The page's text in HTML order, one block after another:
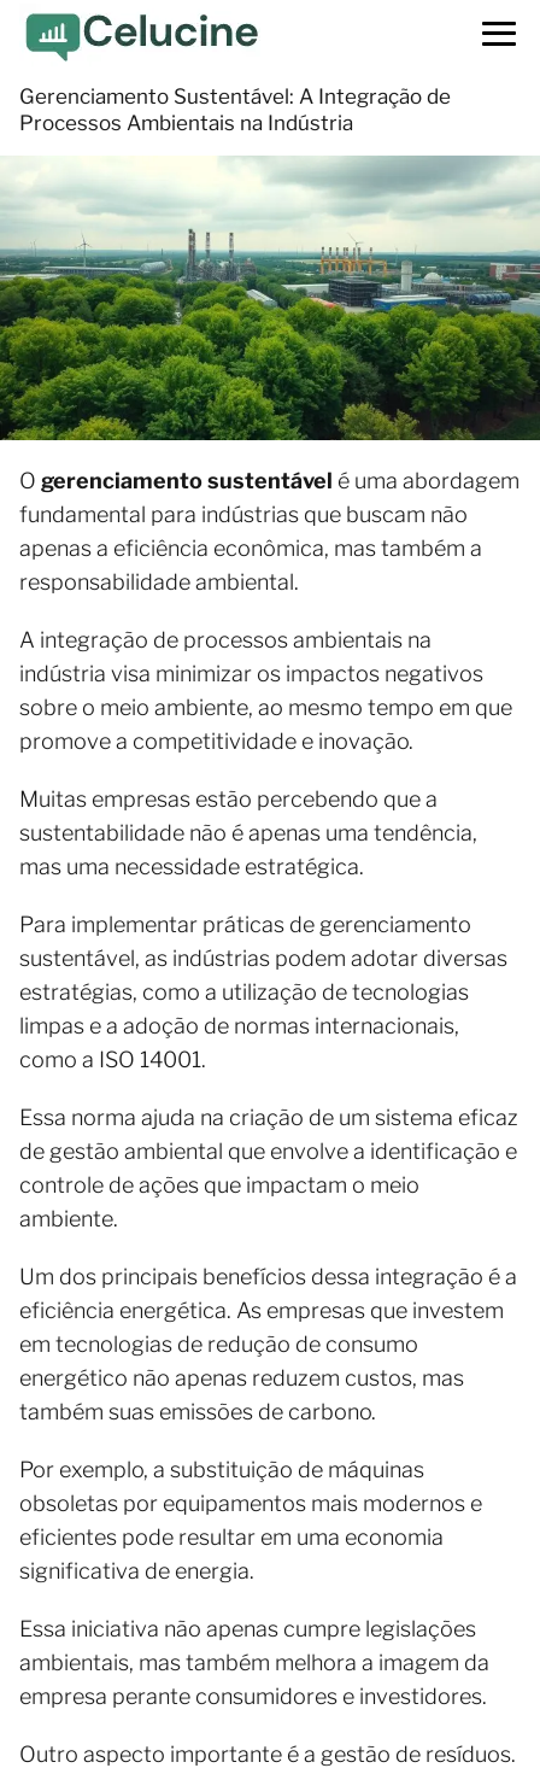
Gerenciamento Sustentável: A Integração de
Processos Ambientais na Indústria
O gerenciamento sustentável é uma abordagem
fundamental para indústrias que buscam não
apenas a eficiência econômica, mas também a
responsabilidade ambiental.
A integração de processos ambientais na
indústria visa minimizar os impactos negativos
sobre o meio ambiente, ao mesmo tempo em que
promove a competitividade e inovação.
Muitas empresas estão percebendo que a
sustentabilidade não é apenas uma tendência,
mas uma necessidade estratégica.
Para implementar práticas de gerenciamento
sustentável, as indústrias podem adotar diversas
estratégias, como a utilização de tecnologias
limpas e a adoção de normas internacionais,
como a ISO 14001.
Essa norma ajuda na criação de um sistema eficaz
de gestão ambiental que envolve a identificação e
controle de ações que impactam o meio
ambiente.
Um dos principais benefícios dessa integração é a
eficiência energética. As empresas que investem
em tecnologias de redução de consumo
energético não apenas reduzem custos, mas
também suas emissões de carbono.
Por exemplo, a substituição de máquinas
obsoletas por equipamentos mais modernos e
eficientes pode resultar em uma economia
significativa de energia.
Essa iniciativa não apenas cumpre legislações
ambientais, mas também melhora a imagem da
empresa perante consumidores e investidores.
Outro aspecto importante é a gestão de resíduos.